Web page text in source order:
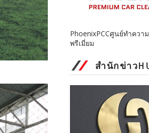
PhoenixPCCศูนย์ทำคว
พรีเมี่ยม
สำนักข่าว